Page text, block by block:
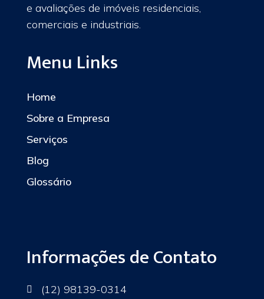
e avaliações de imóveis residenciais,
comerciais e industriais.
Menu Links
Home
Sobre a Empresa
Serviços
Blog
Glossário
Informações de Contato
 (12) 98139-0314